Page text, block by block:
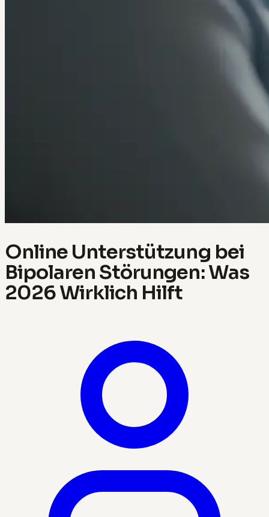
Online Unterstützung bei
Bipolaren Störungen: Was
2026 Wirklich Hilft